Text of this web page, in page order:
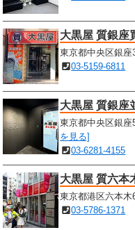
大黒屋 質銀座
東京都中央区銀座
03-5159-6811
大黒屋 質銀座
東京都中央区銀
を見る]
03-6281-4155
大黒屋 質六本
東京都港区六本
03-5786-1371